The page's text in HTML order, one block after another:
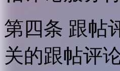
第四条 跟帖
关的跟帖评